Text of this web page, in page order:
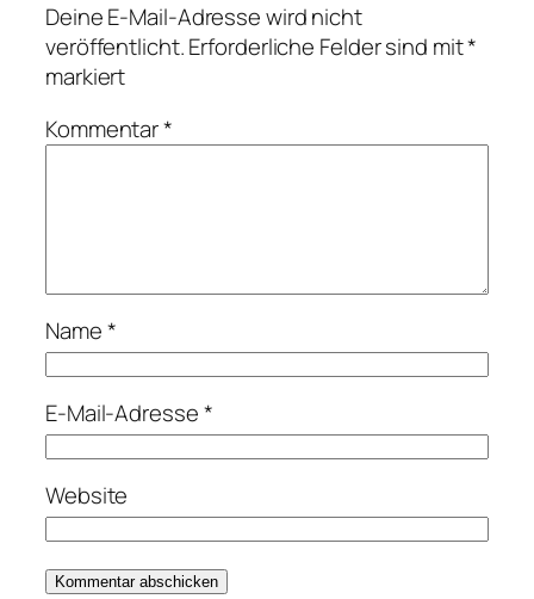
Deine E-Mail-Adresse wird nicht
veröffentlicht.Erforderliche Felder sind mit*
markiert
Kommentar*
Name*
E-Mail-Adresse*
Website